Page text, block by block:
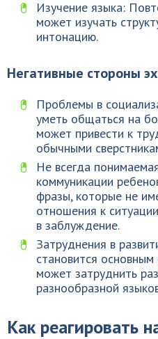
Изучение языка:
может изучать
интонацию.
Негативные стороны
Проблемы в
уметь общаться на
может привести к
обычными
Не всегда
коммуникации
фразы, которые не
отношения к
в заблуждение.
Затруднения в
становится
может затруднить
разнообразной
Как реагировать